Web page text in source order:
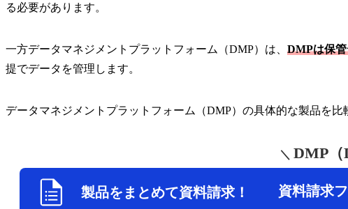
る必要があります。
一方データマネジメントプラットフォーム（DMP）は、 DMPは保
提でデータを管理します。
データマネジメントプラットフォーム（DMP）の具体的な製品を比
＼ DMP（
製品をまとめて資料請求！ 資料請求